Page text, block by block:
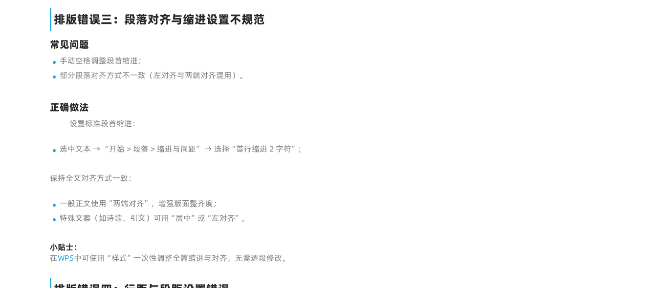
排版错误三：段落对齐与缩进设置不规范
常见问题
手动空格调整段首缩进；
部分段落对齐方式不一致（左对齐与两端对齐混用）。
正确做法
设置标准段首缩进：
选中文本 → “开始 > 段落 > 缩进与间距” → 选择“首行缩进 2 字符”；
保持全文对齐方式一致：
一般正文使用“两端对齐”，增强版面整齐度；
特殊文案（如诗歌、引文）可用“居中”或“左对齐”。
小贴士：
在WPS中可使用“样式”一次性调整全篇缩进与对齐，无需逐段修改。